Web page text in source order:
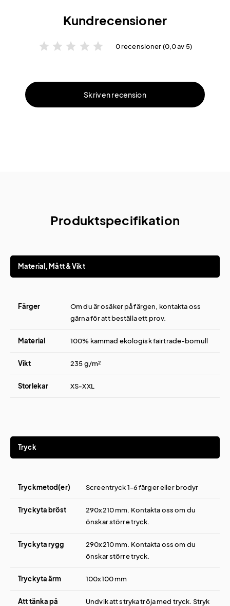
Kundrecensioner
star star star star star 0 recensioner (0,0 av 5)
Skriv en recension
Produktspecifikation
Material, Mått & Vikt
Färger
Om du är osäker på färgen, kontakta oss
gärna för att beställa ett prov.
Material 100% kammad ekologisk fairtrade-bomull
Vikt 235 g/m²
Storlekar XS-XXL
Tryck
Tryckmetod(er) Screentryck 1-6 färger eller brodyr
Tryckyta bröst
290x210 mm. Kontakta oss om du
önskar större tryck.
Tryckyta rygg
290x210 mm. Kontakta oss om du
önskar större tryck.
Tryckyta ärm 100x100 mm
Att tänka på
Undvik att stryka tröja med tryck. Stryk